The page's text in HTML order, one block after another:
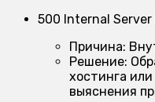
500 Internal Server
Причина:
Решение:
хостинга
выяснения